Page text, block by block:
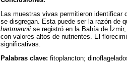
Las muestras vivas permitieron identificar
se disgregan. Esta puede ser la razón de
hartmannii se registró en la Bahía de
con valores altos de nutrientes. El
significativas.
Palabras clave: fitoplancton;